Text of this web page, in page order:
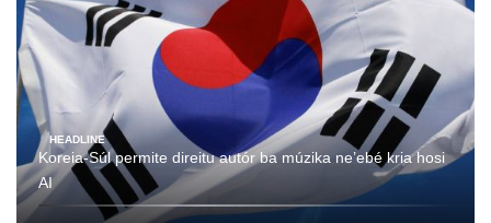
HEADLINE
Koreia-Súl permite direitu autór ba múzika ne’ebé kria hosi
AI